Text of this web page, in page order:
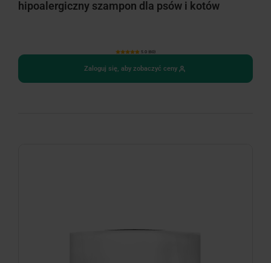
hipoalergiczny szampon dla psów i kotów
5.0 (60)
Zaloguj się, aby zobaczyć ceny